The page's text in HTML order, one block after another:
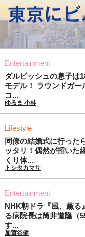
Entertainment
ダルビッシュの息子は
モデル！ ラウンドガー
コ...
ゆるま 小林
Lifestyle
同僚の結婚式に行った
ッタリ！偶然が招いた
くり体...
トシタカマサ
Entertainment
NHK朝ドラ『風、薫る
る病院長は筒井道隆（
す...
加賀谷健